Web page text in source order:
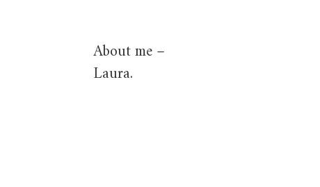
About me –
Laura.